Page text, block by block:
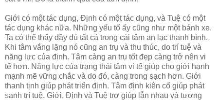
Giới có một tác dụng, Định có một tác dụng, và Tuệ có một
tác dụng khác nữa. Những yếu tố ấy cũng như một bánh xe.
Ta có thể thấy đầy đủ tất cả trong cái tâm an lạc thanh bình.
Khi tâm vắng lặng nó cũng an trụ và thu thúc, do trí tuệ và
năng lực của định. Tâm càng an trụ tốt đẹp càng trở nên vi
tế hơn. Năng lực của trạng thái tâm vi tế giúp cho giới hạnh
mạnh mẽ vững chắc và do đó, càng trong sạch hơn. Giới
thanh tịnh giúp phát triển định. Tâm định kiên cố giúp phát
sanh trí tuệ. Giới, Định và Tuệ trợ giúp lẫn nhau và tương